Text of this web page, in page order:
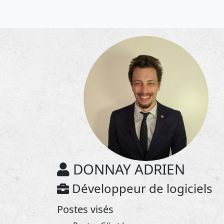
DONNAY ADRIEN
Développeur de logiciels
Postes visés